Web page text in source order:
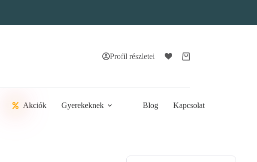
Profil részletei Bevásárlókosár
Akciók Gyerekeknek Blog Kapcsolat